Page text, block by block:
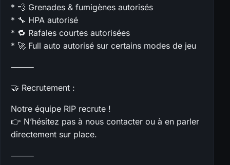
* 💨 Grenades & fumigènes autorisés
* 🔧 HPA autorisé
* 🔁 Rafales courtes autorisées
* 🚀 Full auto autorisé sur certains modes de jeu
⸻
🤝 Recrutement :
Notre équipe RIP recrute !
👉 N’hésitez pas à nous contacter ou à en parler
directement sur place.
⸻